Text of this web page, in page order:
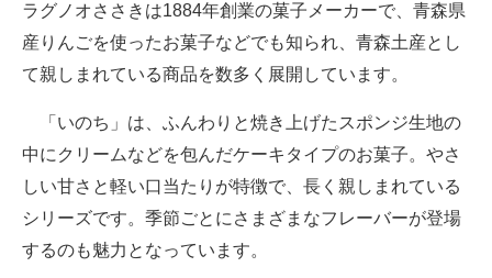
ラグノオささきは1884年創業の菓子メーカーで、青森県
産りんごを使ったお菓子などでも知られ、青森土産とし
て親しまれている商品を数多く展開しています。
「いのち」は、ふんわりと焼き上げたスポンジ生地の
中にクリームなどを包んだケーキタイプのお菓子。やさ
しい甘さと軽い口当たりが特徴で、長く親しまれている
シリーズです。季節ごとにさまざまなフレーバーが登場
するのも魅力となっています。